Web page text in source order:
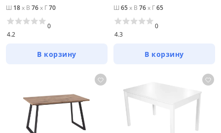
Ш 18x В 76x Г70
4.2
0
В корзину
Ш 65x В 76x Г65
4.3
0
В корзину